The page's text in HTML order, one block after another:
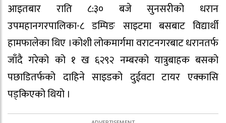
आइतबार राति ८:३० बजे सुनसरीको धरान
उपमहानगरपालिका-८ डम्पिङ साइटमा बसबाट विद्यार्थी
हामफालेका थिए ।कोशी लोकमार्गमा वराटनगरबाट धरानतर्फ
जाँदै गरेको को १ ख ६२९२ नम्बरको यात्रुबाहक बसको
पछाडितर्फको दाहिने साइडको दुईवटा टायर एक्कासि
पड्किएको थियो ।